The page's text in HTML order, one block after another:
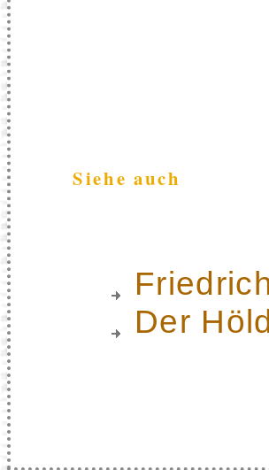
Siehe auch
Der